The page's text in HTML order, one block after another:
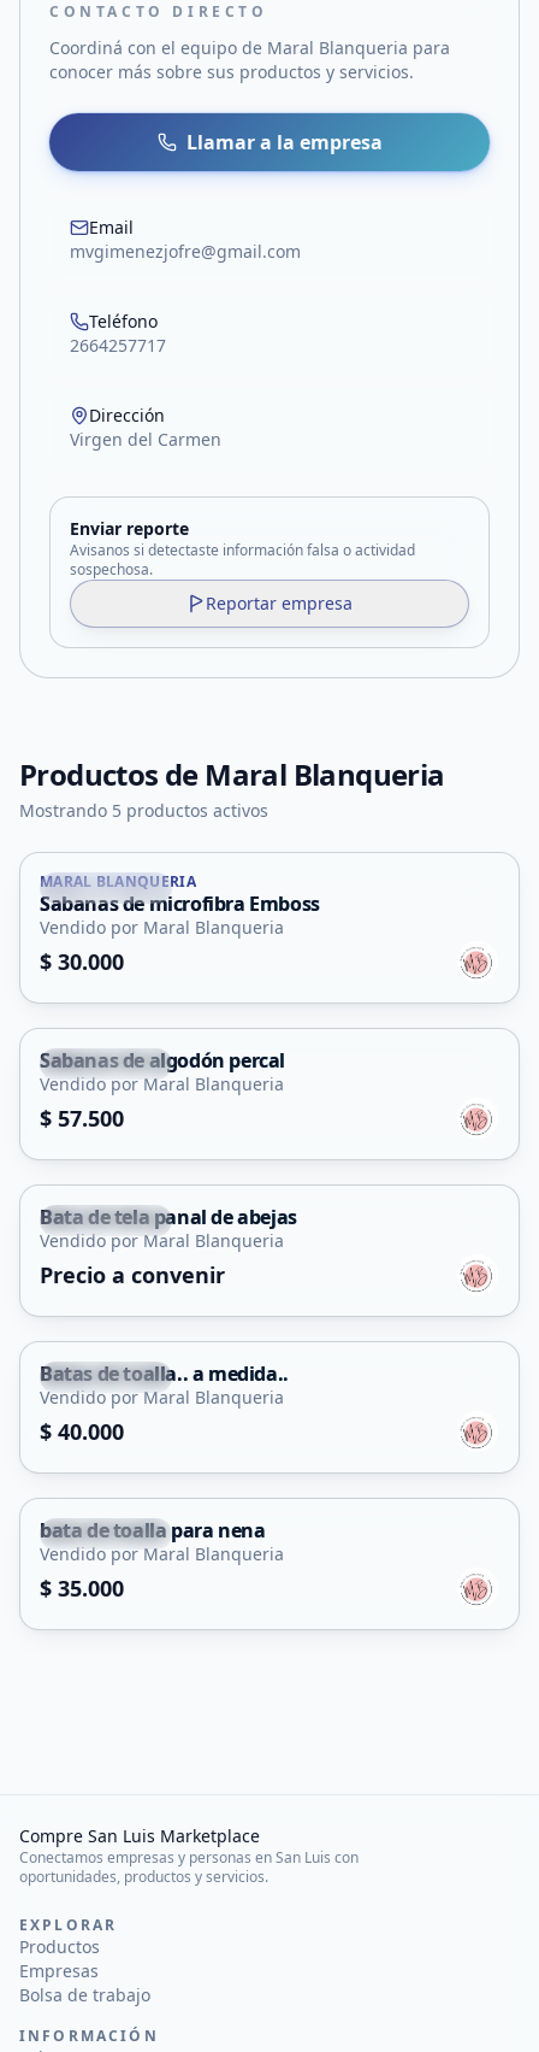
CONTACTO DIRECTO
Coordiná con el equipo de Maral Blanqueria para
conocer más sobre sus productos y servicios.
Llamar a la empresa
Email
mvgimenezjofre@gmail.com
Teléfono
2664257717
Dirección
Virgen del Carmen
Enviar reporte
Avisanos si detectaste información falsa o actividad
sospechosa.
Reportar empresa
Productos de Maral Blanqueria
Mostrando 5 productos activos
Juana Koslay
MARAL BLANQUERIA
Sabanas de microfibra Emboss
Vendido por Maral Blanqueria
$ 30.000
Juana Koslay
Sabanas de algodón percal
Vendido por Maral Blanqueria
$ 57.500
Juana Koslay
Bata de tela panal de abejas
Vendido por Maral Blanqueria
Precio a convenir
Juana Koslay
Batas de toalla.. a medida..
Vendido por Maral Blanqueria
$ 40.000
Juana Koslay
bata de toalla para nena
Vendido por Maral Blanqueria
$ 35.000
Compre San Luis Marketplace
Conectamos empresas y personas en San Luis con
oportunidades, productos y servicios.
EXPLORAR
Productos
Empresas
Bolsa de trabajo
INFORMACIÓN